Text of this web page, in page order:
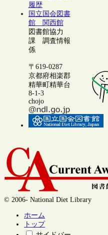
履歴
国立国会図書
館 関西館
図書館協力
課 調査情報
係
〒619-0287
京都府相楽郡
精華町精華台
8-1-3
chojo
© 2006- National Diet Library
ホーム
トップ